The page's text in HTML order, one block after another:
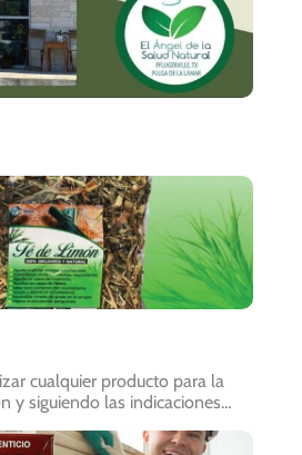
cualquier producto para la
y siguiendo las indicaciones…